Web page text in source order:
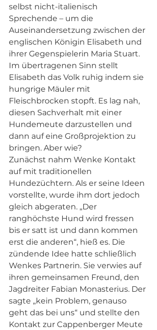
selbst nicht-italienisch
Sprechende – um die
Auseinandersetzung zwischen der
englischen Königin Elisabeth und
ihrer Gegenspielerin Maria Stuart.
Im übertragenen Sinn stellt
Elisabeth das Volk ruhig indem sie
hungrige Mäuler mit
Fleischbrocken stopft. Es lag nah,
diesen Sachverhalt mit einer
Hundemeute darzustellen und
dann auf eine Großprojektion zu
bringen. Aber wie?
Zunächst nahm Wenke Kontakt
auf mit traditionellen
Hundezüchtern. Als er seine Ideen
vorstellte, wurde ihm dort jedoch
gleich abgeraten. „Der
ranghöchste Hund wird fressen
bis er satt ist und dann kommen
erst die anderen“, hieß es. Die
zündende Idee hatte schließlich
Wenkes Partnerin. Sie verwies auf
ihren gemeinsamen Freund, den
Jagdreiter Fabian Monasterius. Der
sagte „kein Problem, genauso
geht das bei uns“ und stellte den
Kontakt zur Cappenberger Meute